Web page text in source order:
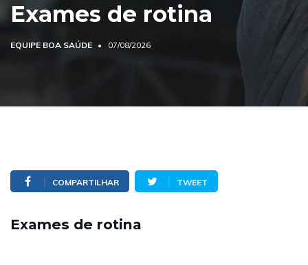
Exames de rotina
EQUIPE BOA SAÚDE 07/08/2026
COMPARTILHAR TWEET
Exames de rotina